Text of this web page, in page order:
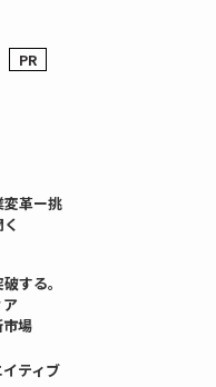
変革ー挑
する。
市場
ティブ